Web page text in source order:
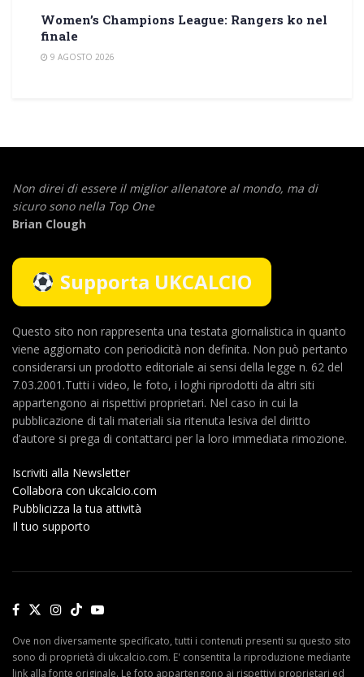
Women’s Champions League: Rangers ko nel
finale
9 AGOSTO 2026
Non direi di essere il miglior allenatore al mondo, ma di
sicuro sono nella Top One
Brian Clough
Supporta UKCALCIO
Questo sito non rappresenta una testata giornalistica in quanto
viene aggiornato con periodicità non definita. Non può pertanto
considerarsi un prodotto editoriale ai sensi della legge n. 62 del
7.03.2001.Tutti i video, le foto, i loghi riprodotti da altri siti
appartengono ai rispettivi proprietari. Nel caso in cui la
pubblicazione di tali materiali sia ritenuta lesiva del diritto
d’autore si prega di contattarci per la loro immediata rimozione.
Iscriviti alla Newsletter
Collabora con ukcalcio.com
Pubblicizza la tua attività
Il tuo supporto
Ove non diversamente specificato, tutti i contenuti presenti su questo sito
sono di proprietà di ukcalcio.com. E' consentita la riproduzione mediante
link alla fonte originale. Le foto appartengono ai rispettivi proprietari ed